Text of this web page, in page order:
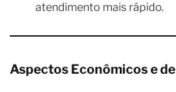
atendimento mais rápido.
Aspectos Econômicos e